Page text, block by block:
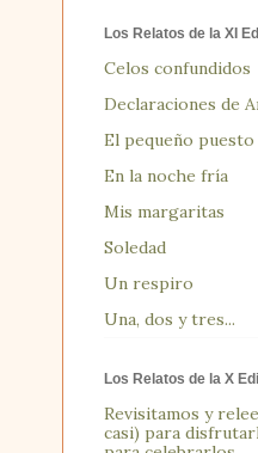
Los Relatos de la XI
Celos confundidos
Declaraciones de
El pequeño
En la noche fría
Mis margaritas
Soledad
Un respiro
Una, dos y tres...
Los Relatos de la X
Revisitamos y
casi) para